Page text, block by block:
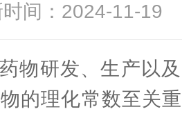
时间：2024-11-
研发、生产以及
的理化常数至关